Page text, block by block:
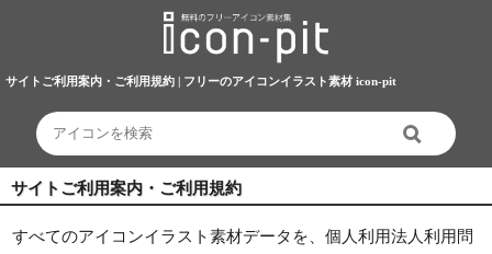
サイトご利用案内・ご利用規約 | フリーのアイコンイラスト素材 icon-pit
サイトご利用案内・ご利用規約
すべてのアイコンイラスト素材データを、個人利用法人利用問